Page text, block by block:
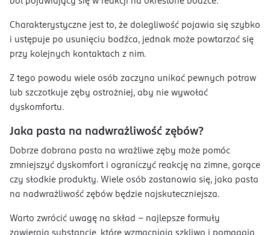
Charakterystyczne jest to, że dolegliwość pojawia się szybko
i ustępuje po usunięciu bodźca, jednak może powtarzać się
przy kolejnych kontaktach z nim.
Z tego powodu wiele osób zaczyna unikać pewnych potraw
lub szczotkuje zęby ostrożniej, aby nie wywołać
dyskomfortu.
Jaka pasta na nadwrażliwość zębów?
Dobrze dobrana pasta na wrażliwe zęby może pomóc
zmniejszyć dyskomfort i ograniczyć reakcję na zimne, gorące
czy słodkie produkty. Wiele osób zastanawia się, jaka pasta
na nadwrażliwość zębów będzie najskuteczniejsza.
Warto zwrócić uwagę na skład – najlepsze formuły